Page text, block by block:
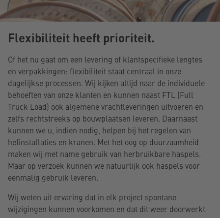
Flexibiliteit heeft prioriteit.
Of het nu gaat om een levering of klantspecifieke lengtes
en verpakkingen: flexibiliteit staat centraal in onze
dagelijkse processen. Wij kijken altijd naar de individuele
behoeften van onze klanten en kunnen naast FTL (Full
Truck Load) ook algemene vrachtleveringen uitvoeren en
zelfs rechtstreeks op bouwplaatsen leveren. Daarnaast
kunnen we u, indien nodig, helpen bij het regelen van
hefinstallaties en kranen. Met het oog op duurzaamheid
maken wij met name gebruik van herbruikbare haspels.
Maar op verzoek kunnen we natuurlijk ook haspels voor
eenmalig gebruik leveren.
Wij weten uit ervaring dat in elk project spontane
wijzigingen kunnen voorkomen en dat dit weer doorwerkt